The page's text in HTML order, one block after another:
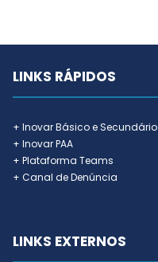
LINKS RÁPIDOS
+ Inovar Básico e Secundário
+ Inovar PAA
+ Plataforma Teams
+ Canal de Denúncia
LINKS EXTERNOS